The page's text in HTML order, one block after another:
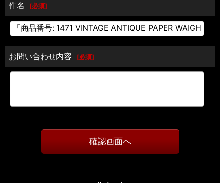
件名 [必須]
お問い合わせ内容 [必須]
確認画面へ